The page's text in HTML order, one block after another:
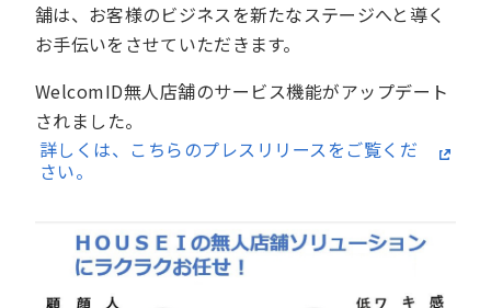
舗は、お客様のビジネスを新たなステージへと導く
お手伝いをさせていただきます。
WelcomID無人店舗のサービス機能がアップデート
されました。
詳しくは、こちらのプレスリリースをご覧くだ
さい。